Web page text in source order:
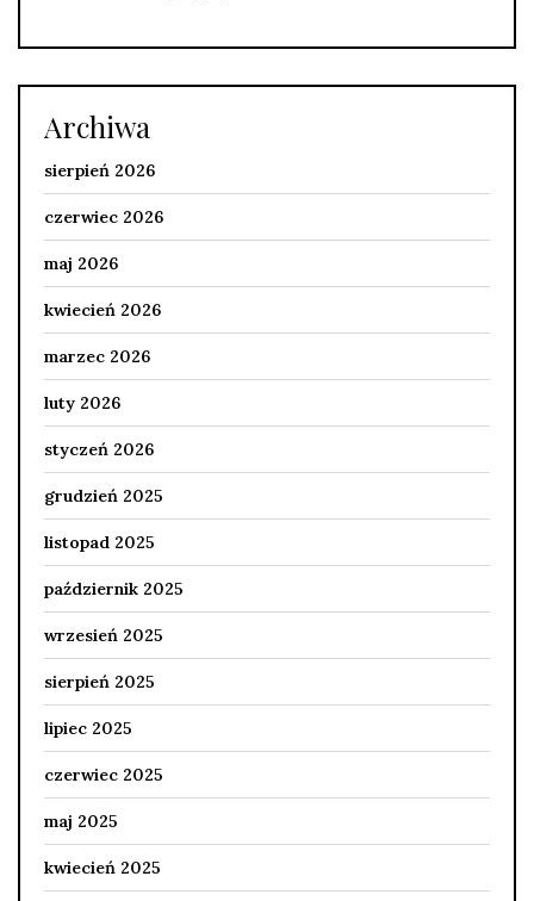
Archiwa
sierpień 2026
czerwiec 2026
maj 2026
kwiecień 2026
marzec 2026
luty 2026
styczeń 2026
grudzień 2025
listopad 2025
październik 2025
wrzesień 2025
sierpień 2025
lipiec 2025
czerwiec 2025
maj 2025
kwiecień 2025